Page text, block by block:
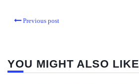
Previous post
YOU MIGHT ALSO LIKE